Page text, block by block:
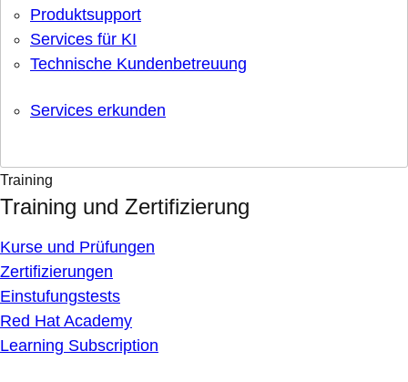
Produktsupport
Services für KI
Technische Kundenbetreuung
Services erkunden
Training
Training und Zertifizierung
Kurse und Prüfungen
Zertifizierungen
Einstufungstests
Red Hat Academy
Learning Subscription